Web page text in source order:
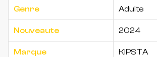
Genre Adulte
Nouveaute 2024
Marque KIPSTA